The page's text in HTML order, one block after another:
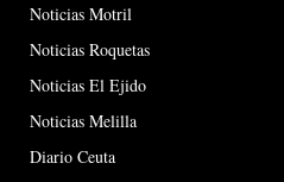
Noticias Motril
Noticias Roquetas
Noticias El Ejido
Noticias Melilla
Diario Ceuta